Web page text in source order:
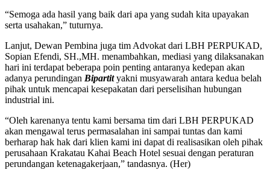
“Semoga ada hasil yang baik dari apa yang sudah kita upayakan
serta usahakan,” tuturnya.
Lanjut, Dewan Pembina juga tim Advokat dari LBH PERPUKAD,
Sopian Efendi, SH.,MH. menambahkan, mediasi yang dilaksanakan
hari ini terdapat beberapa poin penting antaranya kedepan akan
adanya perundingan Bipartityakni musyawarah antara kedua belah
pihak untuk mencapai kesepakatan dari perselisihan hubungan
industrial ini.
“Oleh karenanya tentu kami bersama tim dari LBH PERPUKAD
akan mengawal terus permasalahan ini sampai tuntas dan kami
berharap hak hak dari klien kami ini dapat di realisasikan oleh pihak
perusahaan Krakatau Kahai Beach Hotel sesuai dengan peraturan
perundangan ketenagakerjaan,” tandasnya. (Her)